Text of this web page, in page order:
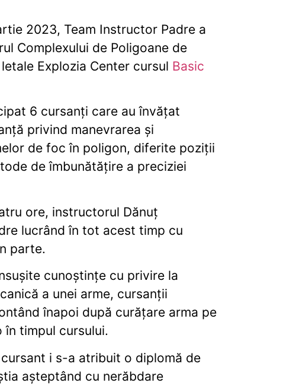
2023, Team Instructor Padre a
Complexului de Poligoane de
Explozia Center cursul Basic
6 cursanți care au învățat
privind manevrarea și
de foc în poligon, diferite poziții
de îmbunătățire a preciziei
ore, instructorul Dănuț
lucrând în tot acest timp cu
parte.
cunoștințe cu privire la
a unei arme, cursanții
înapoi după curățare arma pe
timpul cursului.
i s-a atribuit o diplomă de
așteptând cu nerăbdare